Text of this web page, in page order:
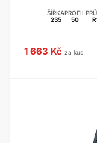
ŠÍŘKA
235
PROFIL
50
1 663 Kč za kus